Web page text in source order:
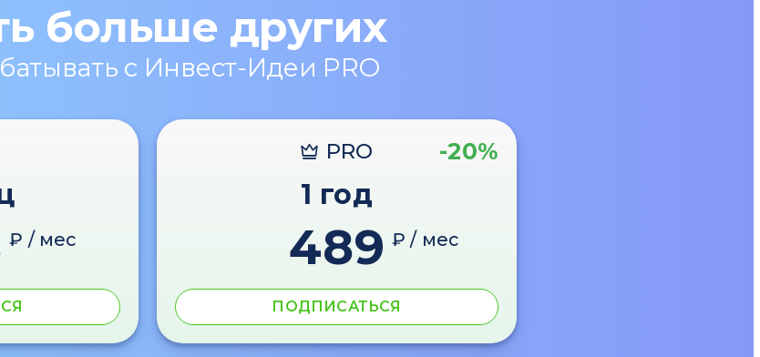
больше других
с Инвест-Идеи PRO
₽ / мес
PRO -20%
1 год
489 ₽ / мес
ПОДПИСАТЬСЯ